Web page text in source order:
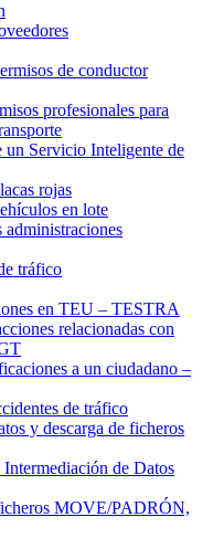
de conductor
profesionales para
un Servicio Inteligente de
rojas
en lote
administraciones
tráfico
en TEU – TESTRA
relacionadas con
a un ciudadano –
de tráfico
y descarga de ficheros
Intermediación de Datos
MOVE/PADRÓN,